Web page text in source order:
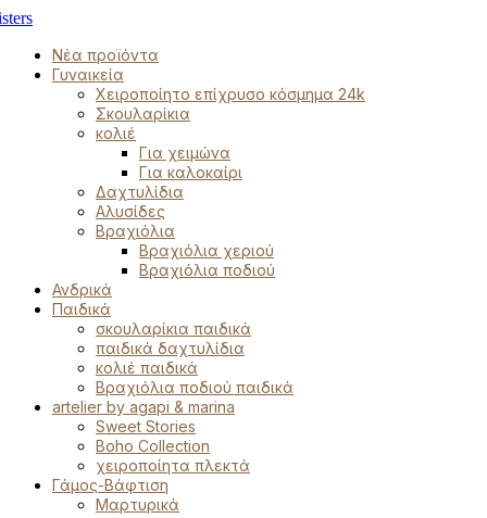
Νέα προϊόντα
Γυναικεία
Χειροποίητο επίχρυσο κόσμημα 24k
Σκουλαρίκια
κολιέ
Για χειμώνα
Για καλοκαίρι
Δαχτυλίδια
Αλυσίδες
Βραχιόλια
Βραχιόλια χεριού
Βραχιόλια ποδιού
Ανδρικά
Παιδικά
σκουλαρίκια παιδικά
παιδικά δαχτυλίδια
κολιέ παιδικά
Βραχιόλια ποδιού παιδικά
artelier by agapi & marina
Sweet Stories
Boho Collection
χειροποίητα πλεκτά
Γάμος-Βάφτιση
Μαρτυρικά